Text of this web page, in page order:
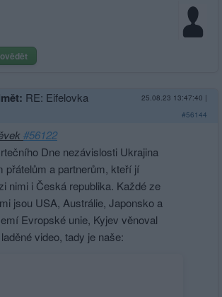
RE: Eifelovka 25.08.23 13:47:40 |
#56144
#56122
Dne nezávislosti Ukrajina
přátelům a partnerům, kteří jí
nimi i Česká republika. Každé ze
jsou USA, Austrálie, Japonsko a
Evropské unie, Kyjev věnoval
video, tady je naše: